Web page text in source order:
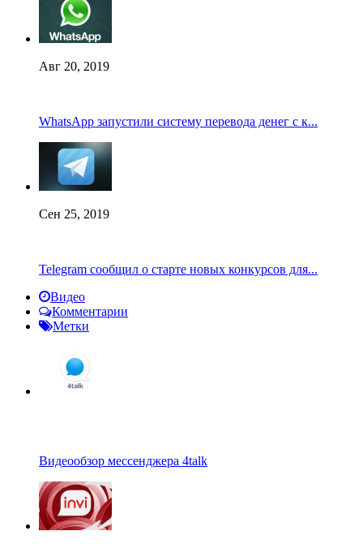
Авг 20, 2019
WhatsApp запустили систему перевода денег с к...
Сен 25, 2019
Telegram сообщил о старте новых конкурсов для...
Видео
Комментарии
Метки
Видеообзор мессенджера 4talk